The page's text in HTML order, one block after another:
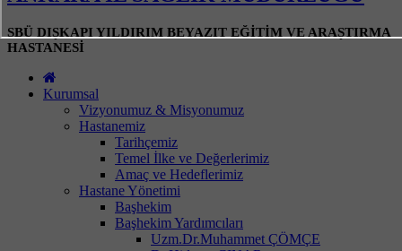
SBÜ DIŞKAPI YILDIRIM BEYAZIT EĞİTİM VE ARAŞTIRMA
HASTANESİ
Kurumsal
Vizyonumuz & Misyonumuz
Hastanemiz
Tarihçemiz
Temel İlke ve Değerlerimiz
Amaç ve Hedeflerimiz
Hastane Yönetimi
Başhekim
Başhekim Yardımcıları
Uzm.Dr.Muhammet ÇÖMÇE